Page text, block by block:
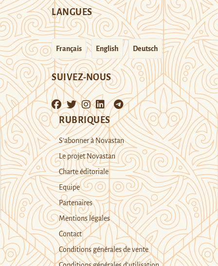
LANGUES
Français English Deutsch
SUIVEZ-NOUS
RUBRIQUES
S’abonner à Novastan
Le projet Novastan
Charte éditoriale
Equipe
Partenaires
Mentions légales
Contact
Conditions générales de vente